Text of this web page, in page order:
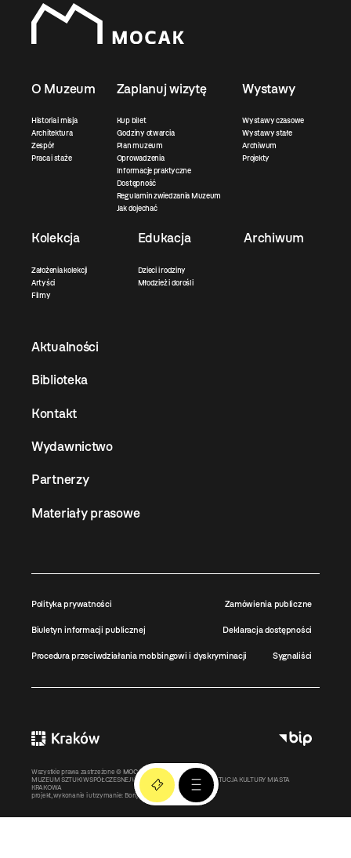
O Muzeum
Historia i misja
Architektura
Zespół
Praca i staże
Zaplanuj wizytę
Kup bilet
Godziny otwarcia
Plan muzeum
Oprowadzenia
Informacje praktyczne
Dostępność
Regulamin zwiedzania Muzeum
Jak dojechać
Wystawy
Wystawy czasowe
Wystawy stałe
Archiwum
Projekty
Kolekcja
Założenia kolekcji
Artyści
Filmy
Edukacja
Dzieci i rodziny
Młodzież i dorośli
Archiwum
Aktualności
Biblioteka
Kontakt
Wydawnictwo
Partnerzy
Materiały prasowe
Polityka prywatności Zamówienia publiczne
Biuletyn informacji publicznej Deklaracja dostępności
Procedura przeciwdziałania mobbingowi i dyskryminacji Sygnaliści
Wszystkie prawa zastrzeżone © MOCAK2011-2026
MUZEUM SZTUKI WSPÓŁCZESNEJ W KRAKOWIE MOCAK – INSTYTUCJA KULTURY MIASTA
KRAKOWA
projekt, wykonanie i utrzymanie: Bonjour.pl